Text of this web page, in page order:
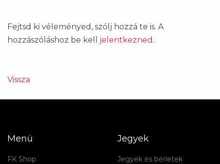
Fejtsd ki véleményed, szólj hozzá te is. A
hozzászóláshoz be kell jelentkezned .
Vissza
Menü
FK Shop
Jegyek
Jegyek és bérletek